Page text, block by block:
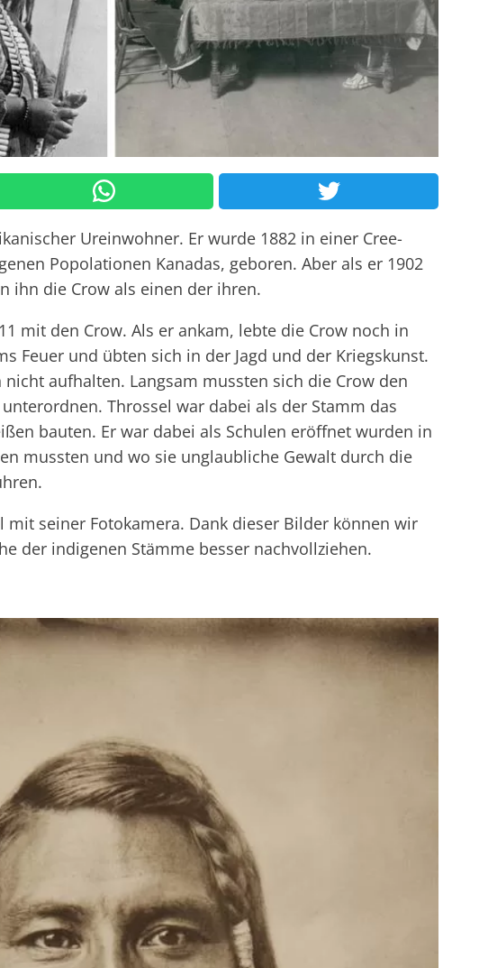
Ureinwohner. Er wurde 1882 in einer Cree-
Popolationen Kanadas, geboren. Aber als er 1902
ihn die Crow als einen der ihren.
mit den Crow. Als er ankam, lebte die Crow noch in
Feuer und übten sich in der Jagd und der Kriegskunst.
aufhalten. Langsam mussten sich die Crow den
Throssel war dabei als der Stamm das
bauten. Er war dabei als Schulen eröffnet wurden in
mussten und wo sie unglaubliche Gewalt durch die
seiner Fotokamera. Dank dieser Bilder können wir
der indigenen Stämme besser nachvollziehen.